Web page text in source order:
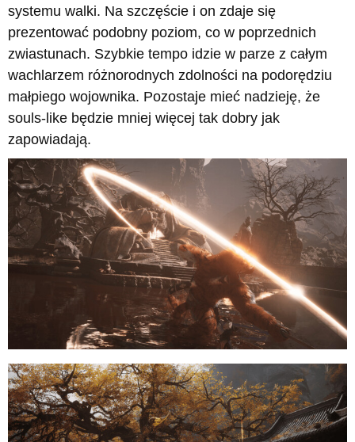
systemu walki. Na szczęście i on zdaje się
prezentować podobny poziom, co w poprzednich
zwiastunach. Szybkie tempo idzie w parze z całym
wachlarzem różnorodnych zdolności na podorędziu
małpiego wojownika. Pozostaje mieć nadzieję, że
souls-like będzie mniej więcej tak dobry jak
zapowiadają.